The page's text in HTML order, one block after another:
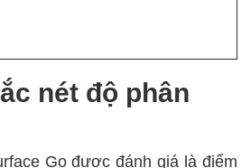
nét độ phân
Go được đánh giá là điểm